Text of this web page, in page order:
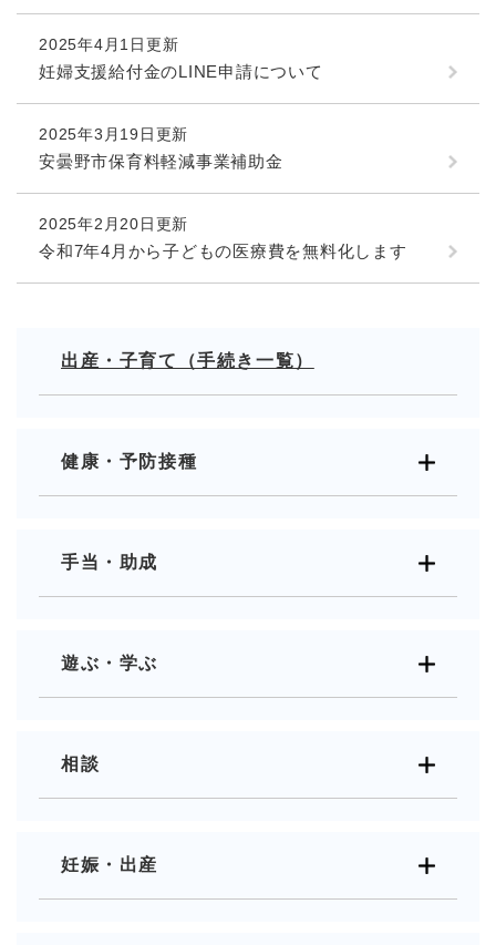
2025年4月1日更新
妊婦支援給付金のLINE申請について
2025年3月19日更新
安曇野市保育料軽減事業補助金
2025年2月20日更新
令和7年4月から子どもの医療費を無料化します
出産・子育て（手続き一覧）
健康・予防接種
手当・助成
遊ぶ・学ぶ
相談
妊娠・出産